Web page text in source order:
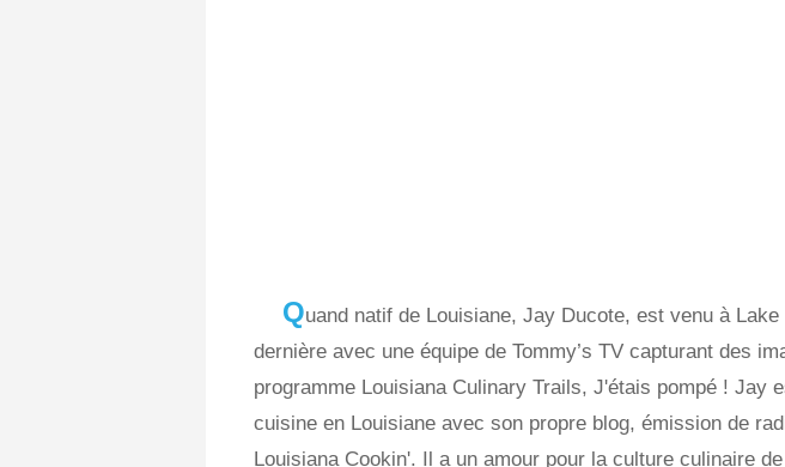
Quand natif de Louisiane, Jay Ducote, est venu à
dernière avec une équipe de Tommy’s TV capturant des
programme Louisiana Culinary Trails, J'étais pompé ! Jay
cuisine en Louisiane avec son propre blog, émission de
Louisiana Cookin'. Il a un amour pour la culture culinaire